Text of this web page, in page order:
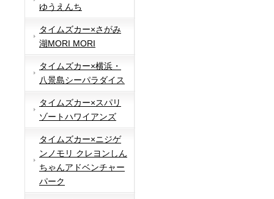
ゆうえんち
タイムズカー×さがみ
湖MORI MORI
タイムズカー×横浜・
八景島シーパラダイス
タイムズカー×スパリ
ゾートハワイアンズ
タイムズカー×ニジゲ
ンノモリ クレヨンしん
ちゃんアドベンチャー
パーク